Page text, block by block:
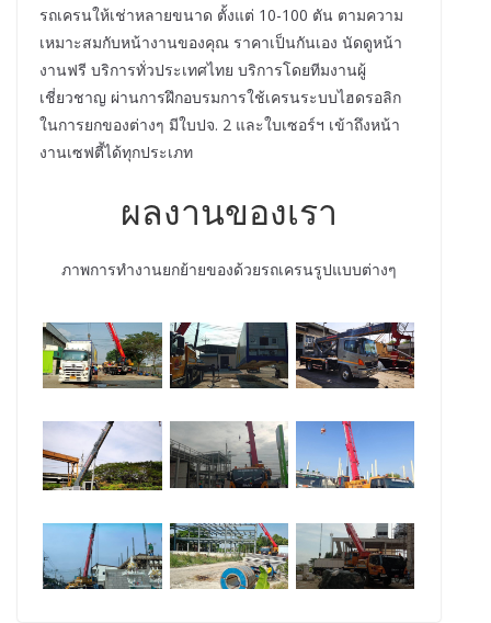
รถเครนให้เช่าหลายขนาด ตั้งแต่ 10-100 ตัน ตามความ
เหมาะสมกับหน้างานของคุณ ราคาเป็นกันเอง นัดดูหน้า
งานฟรี บริการทั่วประเทศไทย บริการโดยทีมงานผู้
เชี่ยวชาญ ผ่านการฝึกอบรมการใช้เครนระบบไฮดรอลิก
ในการยกของต่างๆ มีใบปจ. 2 และใบเซอร์ฯ เข้าถึงหน้า
งานเซฟตี้ได้ทุกประเภท
ผลงานของเรา
ภาพการทำงานยกย้ายของด้วยรถเครนรูปแบบต่างๆ